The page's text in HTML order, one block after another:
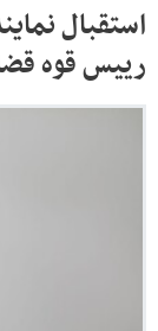
استقبال
رییس قوه